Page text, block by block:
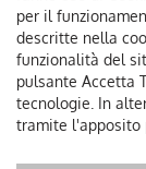
Ditta individuale
per il
descritte nella
funzionalità del
pulsante Accetta
tecnologie. In
tramite l'apposito